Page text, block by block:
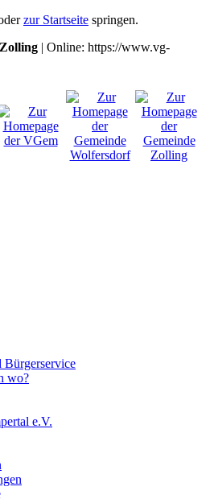
zur Startseite springen.
| Online: https://www.vg-
Bürgerservice
wo?
e.V.